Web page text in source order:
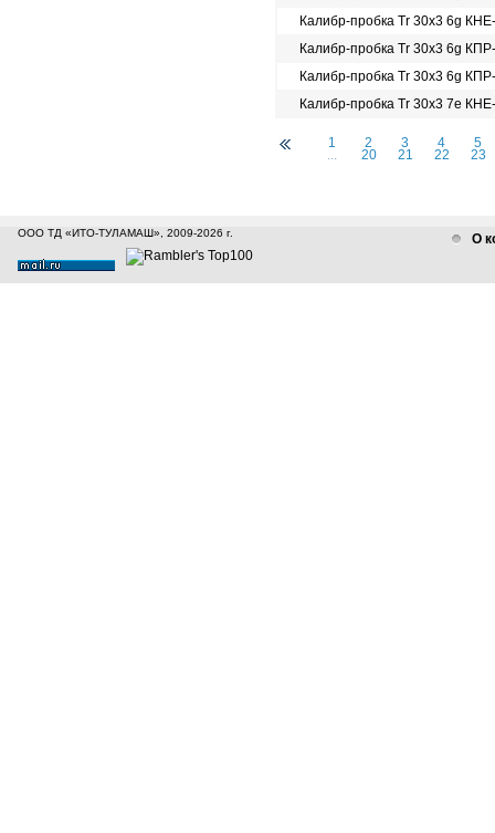
Калибр-пробка Tr 30х3 6g
Калибр-пробка Tr 30х3 6g
Калибр-пробка Tr 30х3 6g
Калибр-пробка Tr 30х3 7e
1 2 3 4 5
... 20 21 22 23
ООО ТД «ИТО-ТУЛАМАШ», 2009-2026 г. О